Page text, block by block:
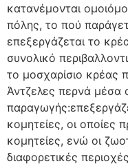
κατανέμονται
πόλης, το πού
επεξεργάζεται το
συνολικό
το μοσχαρίσιο κρέας
Άντζελες περνά μέσα
κομητείες, οι οποίες
κομητείες, ενώ οι
διαφορετικές